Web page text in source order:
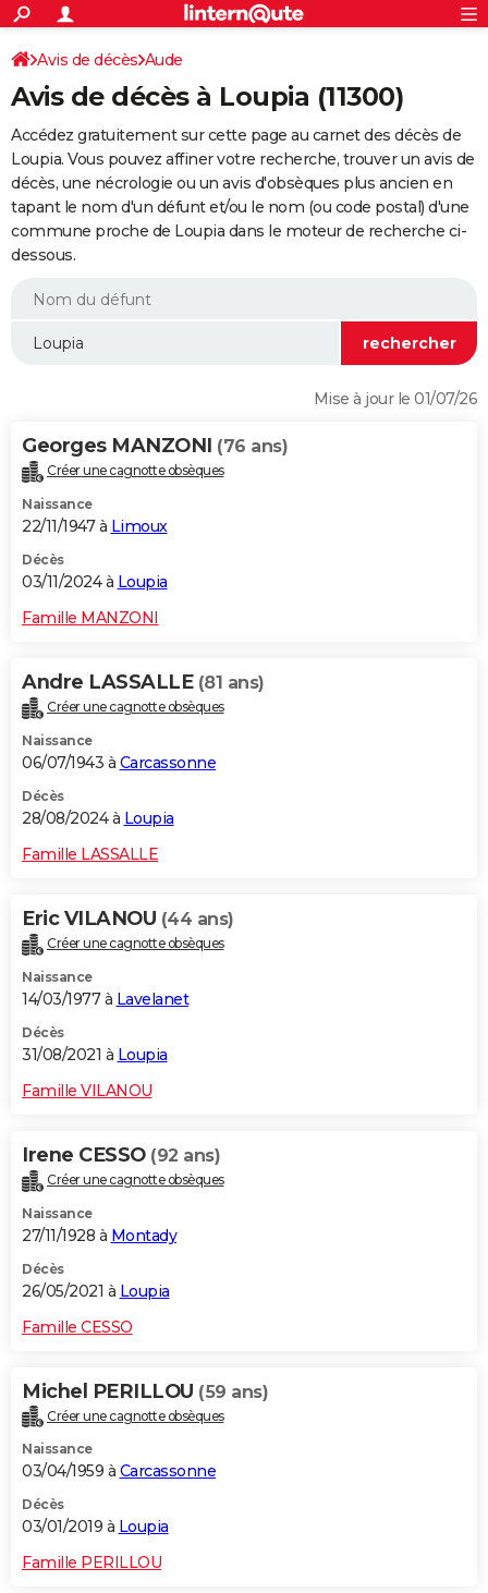
ACTUALITÉS
Politique
Société
Faits Divers
Education
Monde
Villes
+
SPORT
Coupe du monde 2026
Football
Tennis
Cyclisme
Rugby
Forum
Programme TV
TNTStreaming
Cinéma
Sorties cinéma
Musique
+
FINANCE
Retraite
Epargne
Immobilier
Risques naturels par ville
Assurance
AUTO
Essais
Réserver un essai
Citadines
Berlines
SUV
Forum auto
+
HIGH-TECH
BRICOLAGE
WEEK-END
Alimentation
Guide de la santé
Maladies
Médicaments
Sommeil
VOYAGE
Destinations
City break
Voyage nature
Voyage de noces
Forum
Climat
+PHOTO
GUIDES D'ACHAT
Carte de Noël
Carte Bonne année
Carte Saint-Valentin
Carte Pâques
Carte d'anniversaire
DICTIONNAIRE
Dictionnaire
Biographies
Citations
Expressions
Proverbes
PROGRAMME TV
S'inscrire
Se connecter
Lycées
Collèges
Primaires
Universités
Entreprises
Service militaire
Avis de recherche
AVIS DE DÉCÈS
FORUM
Bricolage
Lifestyle
Culture
Auto
Television
Voyage
Cinema
Avis de décès Aude
Avis de décès à Loupia (11300)
Accédez gratuitement sur cette page au carnet des décès de
Loupia. Vous pouvez affiner votre recherche, trouver un avis de
décès, une nécrologie ou un avis d'obsèques plus ancien en
tapant le nom d'un défunt et/ou le nom (ou code postal) d'une
commune proche de Loupia dans le moteur de recherche ci-
dessous.
Mise à jour le 01/07/26
Georges MANZONI (76 ans)
Créer une cagnotte obsèques
Naissance
22/11/1947 à Limoux
Décès
03/11/2024 à Loupia
Famille MANZONI
Andre LASSALLE (81 ans)
Créer une cagnotte obsèques
Naissance
06/07/1943 à Carcassonne
Décès
28/08/2024 à Loupia
Famille LASSALLE
Eric VILANOU (44 ans)
Créer une cagnotte obsèques
Naissance
14/03/1977 à Lavelanet
Décès
31/08/2021 à Loupia
Famille VILANOU
Irene CESSO (92 ans)
Créer une cagnotte obsèques
Naissance
27/11/1928 à Montady
Décès
26/05/2021 à Loupia
Famille CESSO
Michel PERILLOU (59 ans)
Créer une cagnotte obsèques
Naissance
03/04/1959 à Carcassonne
Décès
03/01/2019 à Loupia
Famille PERILLOU